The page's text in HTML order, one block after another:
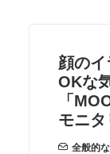
顔の
OKな
「
モニ
全般的